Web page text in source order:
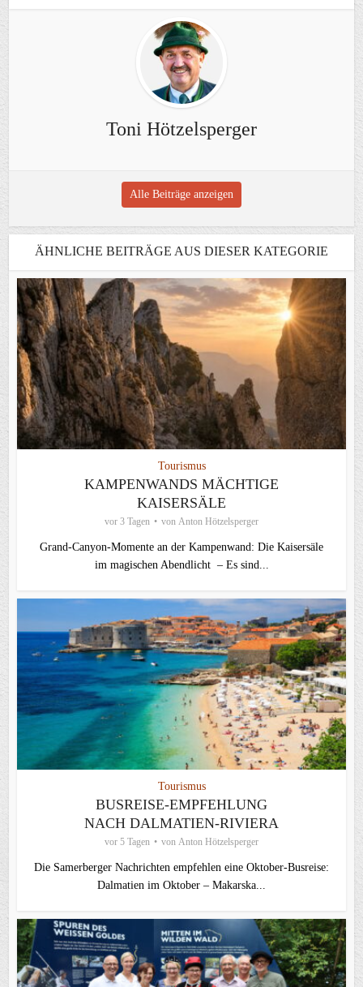
Toni Hötzelsperger
Alle Beiträge anzeigen
ÄHNLICHE BEITRÄGE AUS DIESER KATEGORIE
Tourismus
KAMPENWANDS MÄCHTIGE
KAISERSÄLE
vor 3 Tagen von Anton Hötzelsperger
Grand-Canyon-Momente an der Kampenwand: Die Kaisersäle
im magischen Abendlicht – Es sind...
Tourismus
BUSREISE-EMPFEHLUNG
NACH DALMATIEN-RIVIERA
vor 5 Tagen von Anton Hötzelsperger
Die Samerberger Nachrichten empfehlen eine Oktober-Busreise:
Dalmatien im Oktober – Makarska...